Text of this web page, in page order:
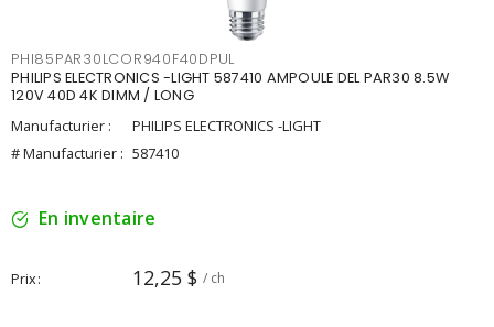
PHI85PAR30LCOR940F40DPUL
PHILIPS ELECTRONICS -LIGHT 587410 AMPOULE DEL PAR30 8.5W
120V 40D 4K DIMM / LONG
Manufacturier :
PHILIPS ELECTRONICS -LIGHT
# Manufacturier : 587410
En inventaire
Prix 12,25 $ / ch